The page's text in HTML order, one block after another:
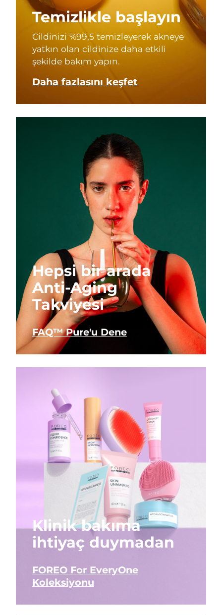
Temizlikle başlayın
Cildinizi %99,5 temizleyerek akneye
yatkın olan cildinize daha etkili
şekilde bakım yapın.
Daha fazlasını keşfet
Hepsi bir arada
Anti-Aging
Takviyesi
FAQ™ Pure'u Dene
Klinik bakıma
ihtiyaç duymadan
FOREO For EveryOne
Koleksiyonu